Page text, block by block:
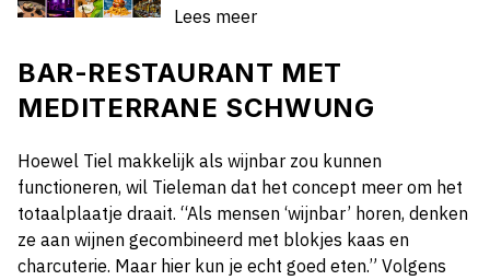
Lees meer
BAR-RESTAURANT MET
MEDITERRANE SCHWUNG
Hoewel Tiel makkelijk als wijnbar zou kunnen
functioneren, wil Tieleman dat het concept meer om het
totaalplaatje draait. “Als mensen ‘wijnbar’ horen, denken
ze aan wijnen gecombineerd met blokjes kaas en
charcuterie. Maar hier kun je echt goed eten.” Volgens